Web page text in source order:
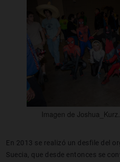
Imagen de
En 2013 se realizó un desfile del
Suecia, que desde entonces se